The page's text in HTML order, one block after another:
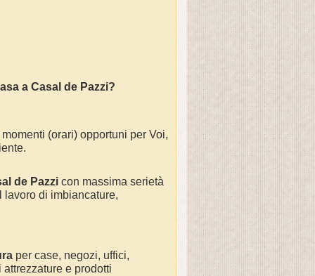
a Casal de Pazzi?
(orari) opportuni per Voi,
de Pazzi con massima serietà
lavoro di imbiancature,
per case, negozi, uffici,
e prodotti